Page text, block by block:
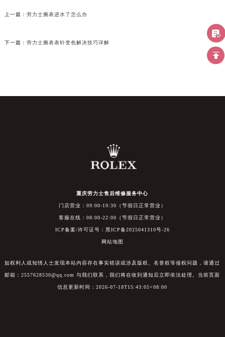
上一篇： 劳力士腕表进水了怎么办
下一篇： 劳力士腕表表针变色解决技巧详解
重庆劳力士售后维修服务中心
门店营业：09:00-19:30（节假日正常营业）
客服在线：08:00-22:00（节假日正常营业）
ICP备案/许可证号：黑ICP备2025041310号-26
网站地图
如权利人或知情人士发现本站内容存在事实错误或涉及版权、名誉权等侵权问题，请通过
邮箱：2557628530@qq.com 与我们联系，我们将在收到通知后立即依法处理。当前页面
信息更新时间：2026-07-18T15:43:05+08:00